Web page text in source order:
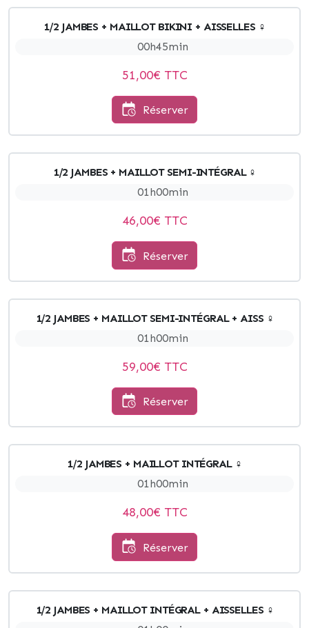
1/2 JAMBES + MAILLOT BIKINI + AISSELLES ♀
00h45min
51,00€ TTC
Réserver
1/2 JAMBES + MAILLOT SEMI-INTÉGRAL ♀
01h00min
46,00€ TTC
Réserver
1/2 JAMBES + MAILLOT SEMI-INTÉGRAL + AISS ♀
01h00min
59,00€ TTC
Réserver
1/2 JAMBES + MAILLOT INTÉGRAL ♀
01h00min
48,00€ TTC
Réserver
1/2 JAMBES + MAILLOT INTÉGRAL + AISSELLES ♀